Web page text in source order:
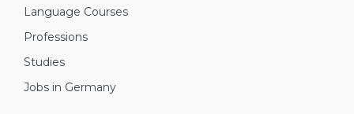
Language Courses
Professions
Studies
Jobs in Germany